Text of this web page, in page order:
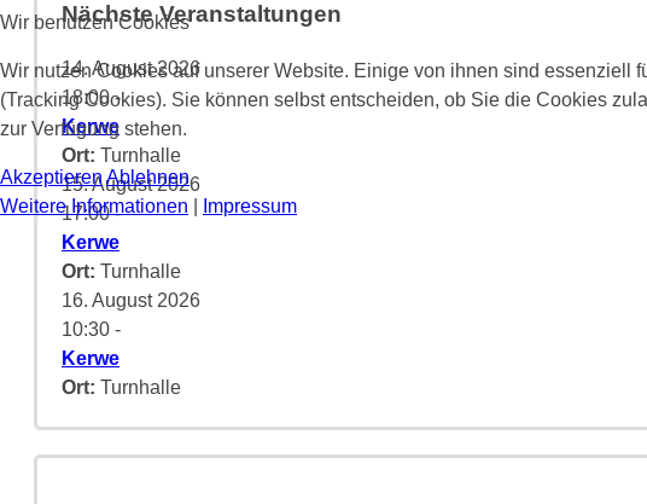
Nächste Veranstaltungen
14. August 2026
18:00-
Kerwe
Ort: Turnhalle
15. August 2026
17:00-
Kerwe
Ort: Turnhalle
16. August 2026
10:30 -
Kerwe
Ort: Turnhalle
Wir benutzen Cookies
Wir nutzen Cookies auf unserer Website. Einige von ihnen sind essenziell
(Tracking Cookies). Sie können selbst entscheiden, ob Sie die Cookies
zur Verfügung stehen.
Akzeptieren Ablehnen
Weitere Informationen
Impressum